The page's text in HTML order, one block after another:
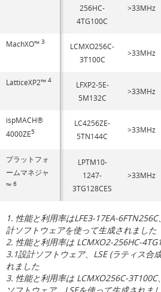
256HC-
4TG100C
>33MHz
MachXO™3
LCMXO256C-
3T100C
>33MHz
LatticeXP2™4
LFXP2-5E-
5M132C
>33MHz
ispMACH®
4000ZE5
LC4256ZE-
5TN144C
>33MHz
プラットフォ
ームマネジャ
™6
LPTM10-
1247-
3TG128CES
>33MHz
1. 性能と利用率はLFE3-17EA-
計ソフトウェアを使って生成されました
2. 性能と利用率は LCMXO2-256HC-
3.1設計ソフトウェア、LSE (ラティス合
れました
3. 性能と利用率は LCMXO256C-